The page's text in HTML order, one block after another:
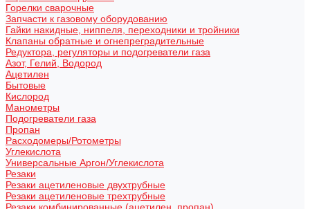
Горелки сварочные
Запчасти к газовому оборудованию
Гайки накидные, ниппеля, переходники и тройники
Клапаны обратные и огнепреградительные
Редуктора, регуляторы и подогреватели газа
Азот, Гелий, Водород
Ацетилен
Бытовые
Кислород
Манометры
Подогреватели газа
Пропан
Расходомеры/Ротометры
Углекислота
Универсальные Аргон/Углекислота
Резаки
Резаки ацетиленовые двухтрубные
Резаки ацетиленовые трехтрубные